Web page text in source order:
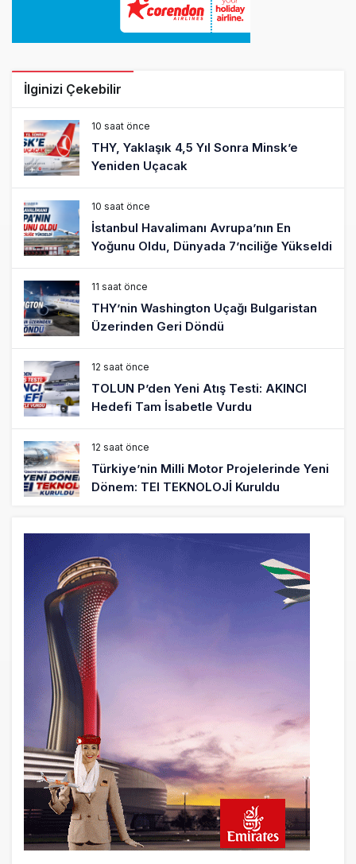
İlginizi Çekebilir
10 saat önce
THY, Yaklaşık 4,5 Yıl Sonra Minsk’e
Yeniden Uçacak
10 saat önce
İstanbul Havalimanı Avrupa’nın En
Yoğunu Oldu, Dünyada 7’nciliğe Yükseldi
11 saat önce
THY’nin Washington Uçağı Bulgaristan
Üzerinden Geri Döndü
12 saat önce
TOLUN P’den Yeni Atış Testi: AKINCI
Hedefi Tam İsabetle Vurdu
12 saat önce
Türkiye’nin Milli Motor Projelerinde Yeni
Dönem: TEI TEKNOLOJİ Kuruldu